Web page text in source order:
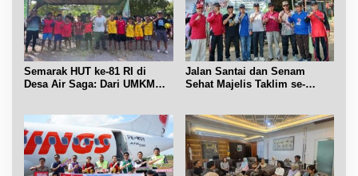
Semarak HUT ke-81 RI di
Desa Air Saga: Dari UMKM
Jalan Santai dan Senam
Sehat Majelis Taklim se-